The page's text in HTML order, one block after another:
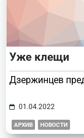
Уже клещи
Дзержинцев
01.04.2022
АРХИВ НОВОСТИ